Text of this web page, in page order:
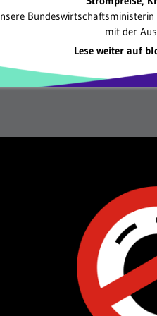
mit der
Lese weiter auf